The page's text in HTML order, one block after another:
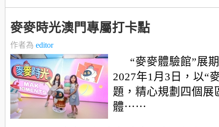
麥麥時光澳門專屬打卡點
作者為 editor
“麥麥體驗館”展
2027年1月3日，以“
題，精心規劃四個展
體⋯⋯